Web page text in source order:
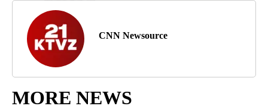
CNN Newsource
MORE NEWS